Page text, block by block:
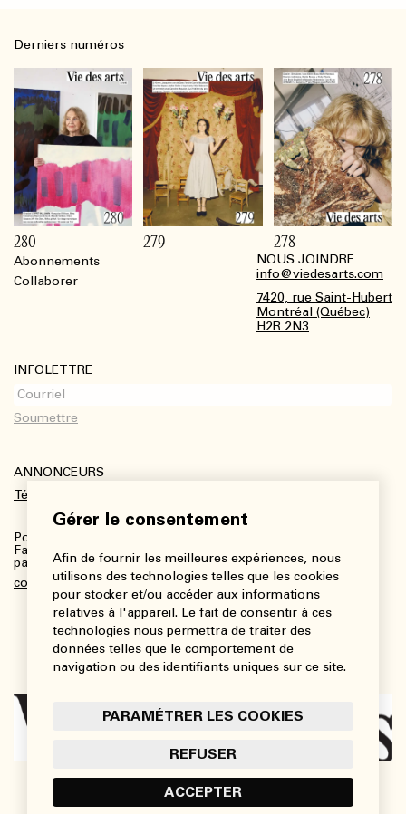
Gérer le consentement
Afin de fournir les meilleures expériences, nous
utilisons des technologies telles que les cookies
pour stocker et/ou accéder aux informations
relatives à l'appareil. Le fait de consentir à ces
technologies nous permettra de traiter des
données telles que le comportement de
navigation ou des identifiants uniques sur ce site.
PARAMÉTRER LES COOKIES
REFUSER
ACCEPTER
Abonnements
Collaborer
NOUS JOINDRE
info@viedesarts.com
7420, rue Saint-Hubert
Montréal (Québec)
H2R 2N3
INFOLETTRE
ANNONCEURS
Télécharger le kit média
Pour plus de renseignements :
Fanny Charbonneau, Responsable des communications,
partenariats et publicités
communications@viedesarts.com
Derniers numéros
280 279 278